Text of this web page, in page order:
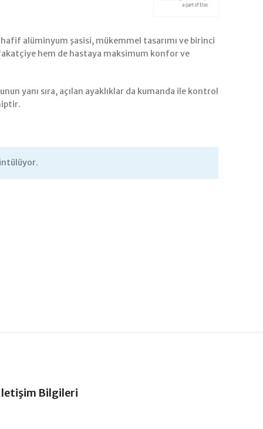
alüminyum şasisi, mükemmel tasarımı ve birinci
hem de hastaya maksimum konfor ve
yanı sıra, açılan ayaklıklar da kumanda ile kontrol
Bilgileri